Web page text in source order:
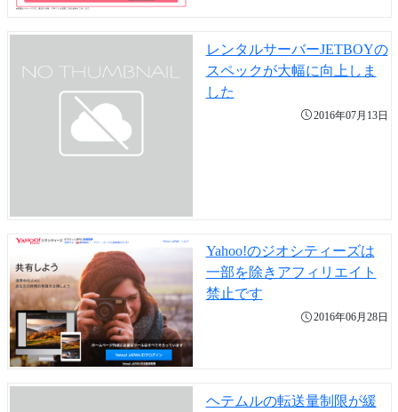
レンタルサーバーJETBOYの
スペックが大幅に向上しま
した
2016年07月13日
Yahoo!のジオシティーズは
一部を除きアフィリエイト
禁止です
2016年06月28日
ヘテムルの転送量制限が緩